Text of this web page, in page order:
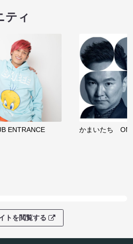
ティ
ENTRANCE かまいたち
トを閲覧する